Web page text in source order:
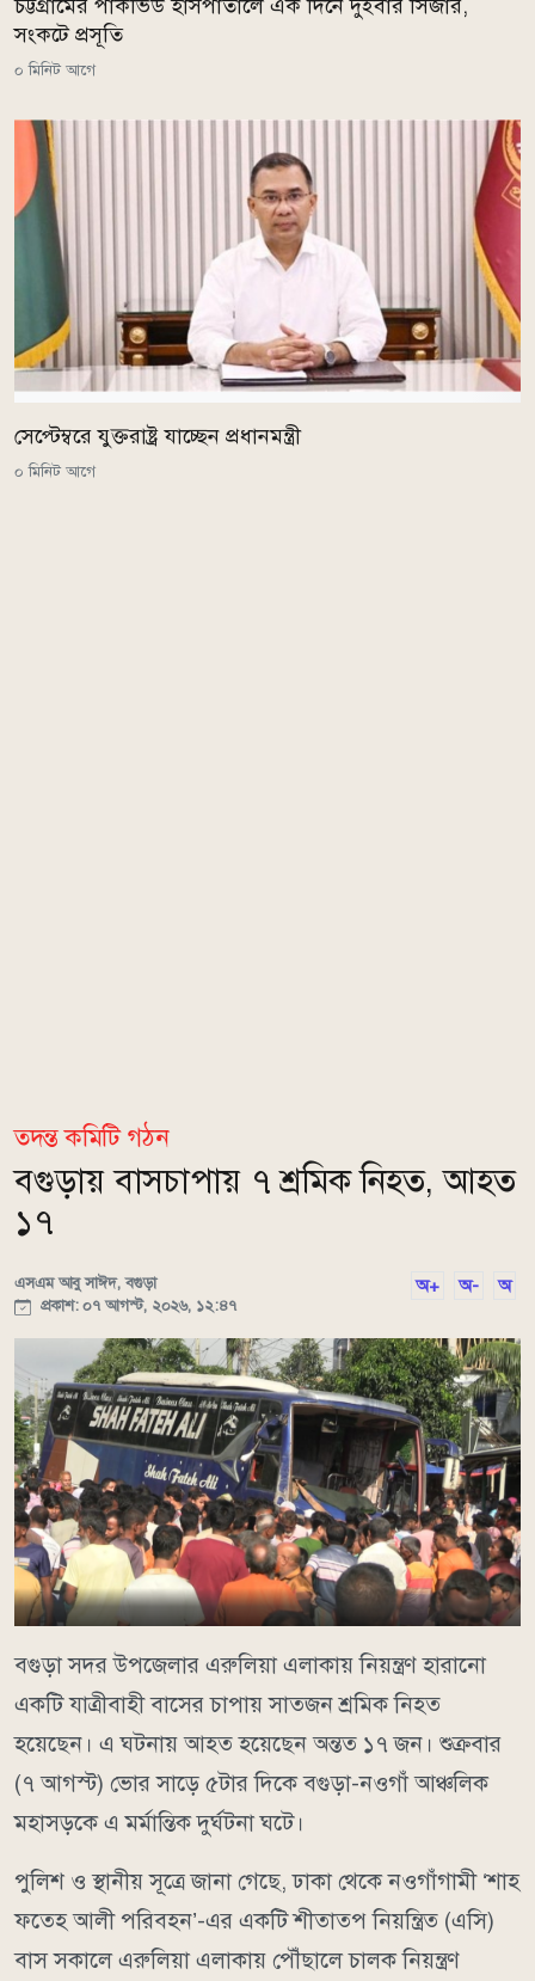
চট্টগ্রামের পার্কভিউ হাসপাতালে এক দিনে দুইবার সিজার,
সংকটে প্রসূতি
০ মিনিট আগে
সেপ্টেম্বরে যুক্তরাষ্ট্র যাচ্ছেন প্রধানমন্ত্রী
০ মিনিট আগে
তদন্ত কমিটি গঠন
বগুড়ায় বাসচাপায় ৭ শ্রমিক নিহত, আহত
১৭
এসএম আবু সাঈদ, বগুড়া
প্রকাশ: ০৭ আগস্ট, ২০২৬, ১২:৪৭
অ+ অ- অ
বগুড়া সদর উপজেলার এরুলিয়া এলাকায় নিয়ন্ত্রণ হারানো
একটি যাত্রীবাহী বাসের চাপায় সাতজন শ্রমিক নিহত
হয়েছেন। এ ঘটনায় আহত হয়েছেন অন্তত ১৭ জন। শুক্রবার
(৭ আগস্ট) ভোর সাড়ে ৫টার দিকে বগুড়া-নওগাঁ আঞ্চলিক
মহাসড়কে এ মর্মান্তিক দুর্ঘটনা ঘটে।
পুলিশ ও স্থানীয় সূত্রে জানা গেছে, ঢাকা থেকে নওগাঁগামী ‘শাহ
ফতেহ আলী পরিবহন’-এর একটি শীতাতপ নিয়ন্ত্রিত (এসি)
বাস সকালে এরুলিয়া এলাকায় পৌঁছালে চালক নিয়ন্ত্রণ